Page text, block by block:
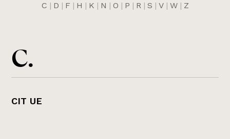
C | D | F | H | K | N | O | P | R | S | V | W | Z
C.
CIT UE